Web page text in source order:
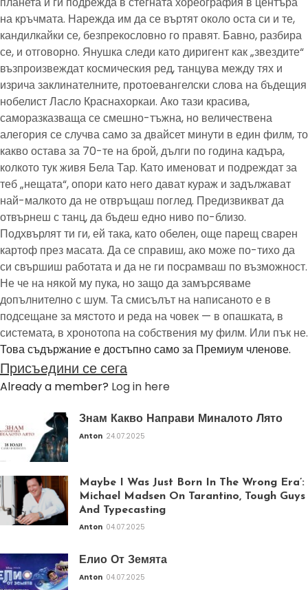
на кръчмата. Нарежда им да се въртят около оста си и те,
кандилкайки се, безпрекословно го правят. Бавно, разбира
се, и отговорно. Янушка следи като диригент как „звездите“
възпроизвеждат космическия ред, танцува между тях и
изрича заклинателните, протоевангелски слова на бъдещия
нобелист Ласло Краснахоркаи. Ако тази красива,
саморазказваща се смешно-тъжна, но величествена
алегория се случва само за двайсет минути в един филм, то
какво остава за 70-те на брой, дълги по година кадъра,
колкото тук живя Бела Тар. Като именоват и подреждат за
теб „нещата“, опори като него дават кураж и задължават
най-малкото да не отвръщаш поглед. Предизвикват да
отвърнеш с танц, да бъдеш едно ниво по-близо.
Подхвърлят ти ги, ей така, като обелен, още парещ сварен
картоф през масата. Да се справиш, ако може по-тихо да
си свършиш работата и да не ги посрамваш по възможност.
Не че на някой му пука, но защо да замърсяваме
допълнително с шум. Та смисълът на написаното е в
подсещане за мястото и реда на човек — в опашката, в
системата, в хронотопа на собствения му филм. Или пък не.
Това съдържание е достъпно само за Премиум членове.
Присъедини се сега
Already a member? Log in here
Знам Какво Направи Миналото Лято
Anton 24.07.2025
Maybe I Was Just Born In The Wrong Era’:
Michael Madsen On Tarantino, Tough Guys
And Typecasting
Anton 04.07.2025
Елио От Земята
Anton 04.07.2025